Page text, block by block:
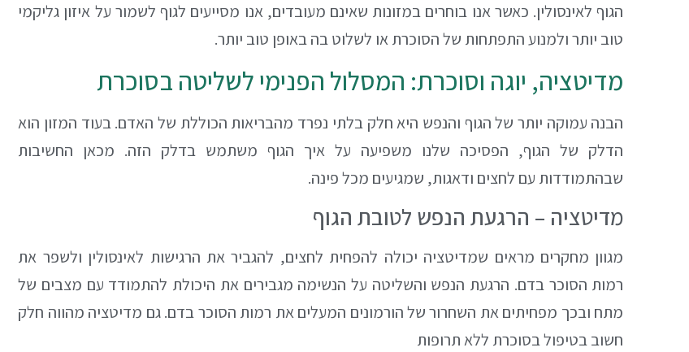
הגוף לאינסולין. כאשר אנו בוחרים במזונות שאינם מעובדים, אנו מסייעים לגוף לשמור על איזון גליקמי
טוב יותר ולמנוע התפתחות של הסוכרת או לשלוט בה באופן טוב יותר.
מדיטציה, יוגה וסוכרת: המסלול הפנימי לשליטה בסוכרת
הבנה עמוקה יותר של הגוף והנפש היא חלק בלתי נפרד מהבריאות הכוללת של האדם. בעוד המזון הוא
הדלק של הגוף, הפסיכה שלנו משפיעה על איך הגוף משתמש בדלק הזה. מכאן החשיבות
שבהתמודדות עם לחצים ודאגות, שמגיעים מכל פינה.
מדיטציה – הרגעת הנפש לטובת הגוף
מגוון מחקרים מראים שמדיטציה יכולה להפחית לחצים, להגביר את הרגישות לאינסולין ולשפר את
רמות הסוכר בדם. הרגעת הנפש והשליטה על הנשימה מגבירים את היכולת להתמודד עם מצבים של
מתח ובכך מפחיתים את השחרור של הורמונים המעלים את רמות הסוכר בדם. גם מדיטציה מהווה חלק
חשוב בטיפול בסוכרת ללא תרופות